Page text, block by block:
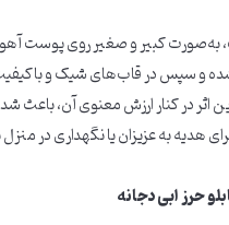
به‌صورت کبیر و صغیر روی پوست
و سپس در قاب‌های شیک و
اثر در کنار ارزش معنوی آن، باعث
هدیه به عزیزان یا نگهداری در
حرز ابی دجانه